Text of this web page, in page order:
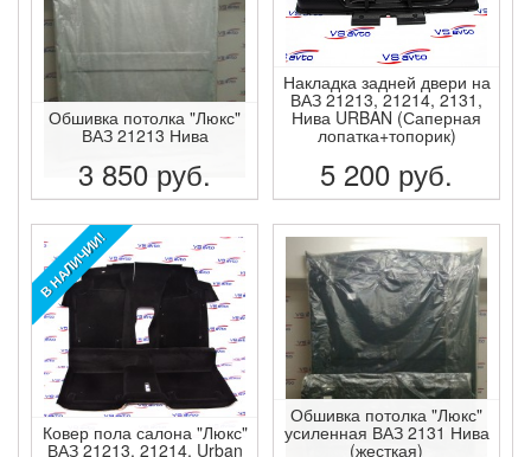
Обшивка потолка "Люкс"
ВАЗ 21213 Нива
3 850 руб.
ПОДРОБНЕЕ
Накладка задней двери на
ВАЗ 21213, 21214, 2131,
Нива URBAN (Саперная
лопатка+топорик)
5 200 руб.
ПОДРОБНЕЕ
В НАЛИЧИИ!
Ковер пола салона "Люкс"
ВАЗ 21213, 21214, Urban
Обшивка потолка "Люкс"
усиленная ВАЗ 2131 Нива
(жесткая)